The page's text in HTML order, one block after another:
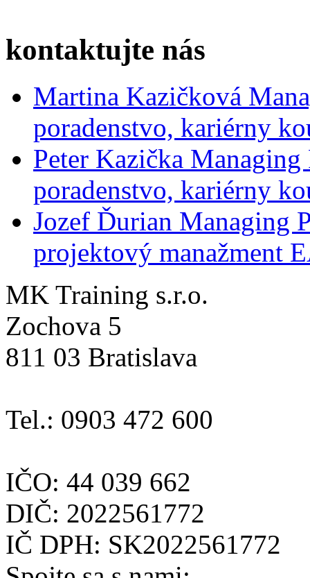
kontaktujte nás
Martina Kazičková
poradenstvo, kariérny
Peter Kazička
poradenstvo, kariérny
Jozef Ďurian Managing
projektový manažment
MK Training s.r.o.
Zochova 5
811 03 Bratislava
Tel.: 0903 472 600
IČO: 44 039 662
DIČ: 2022561772
IČ DPH: SK2022561772